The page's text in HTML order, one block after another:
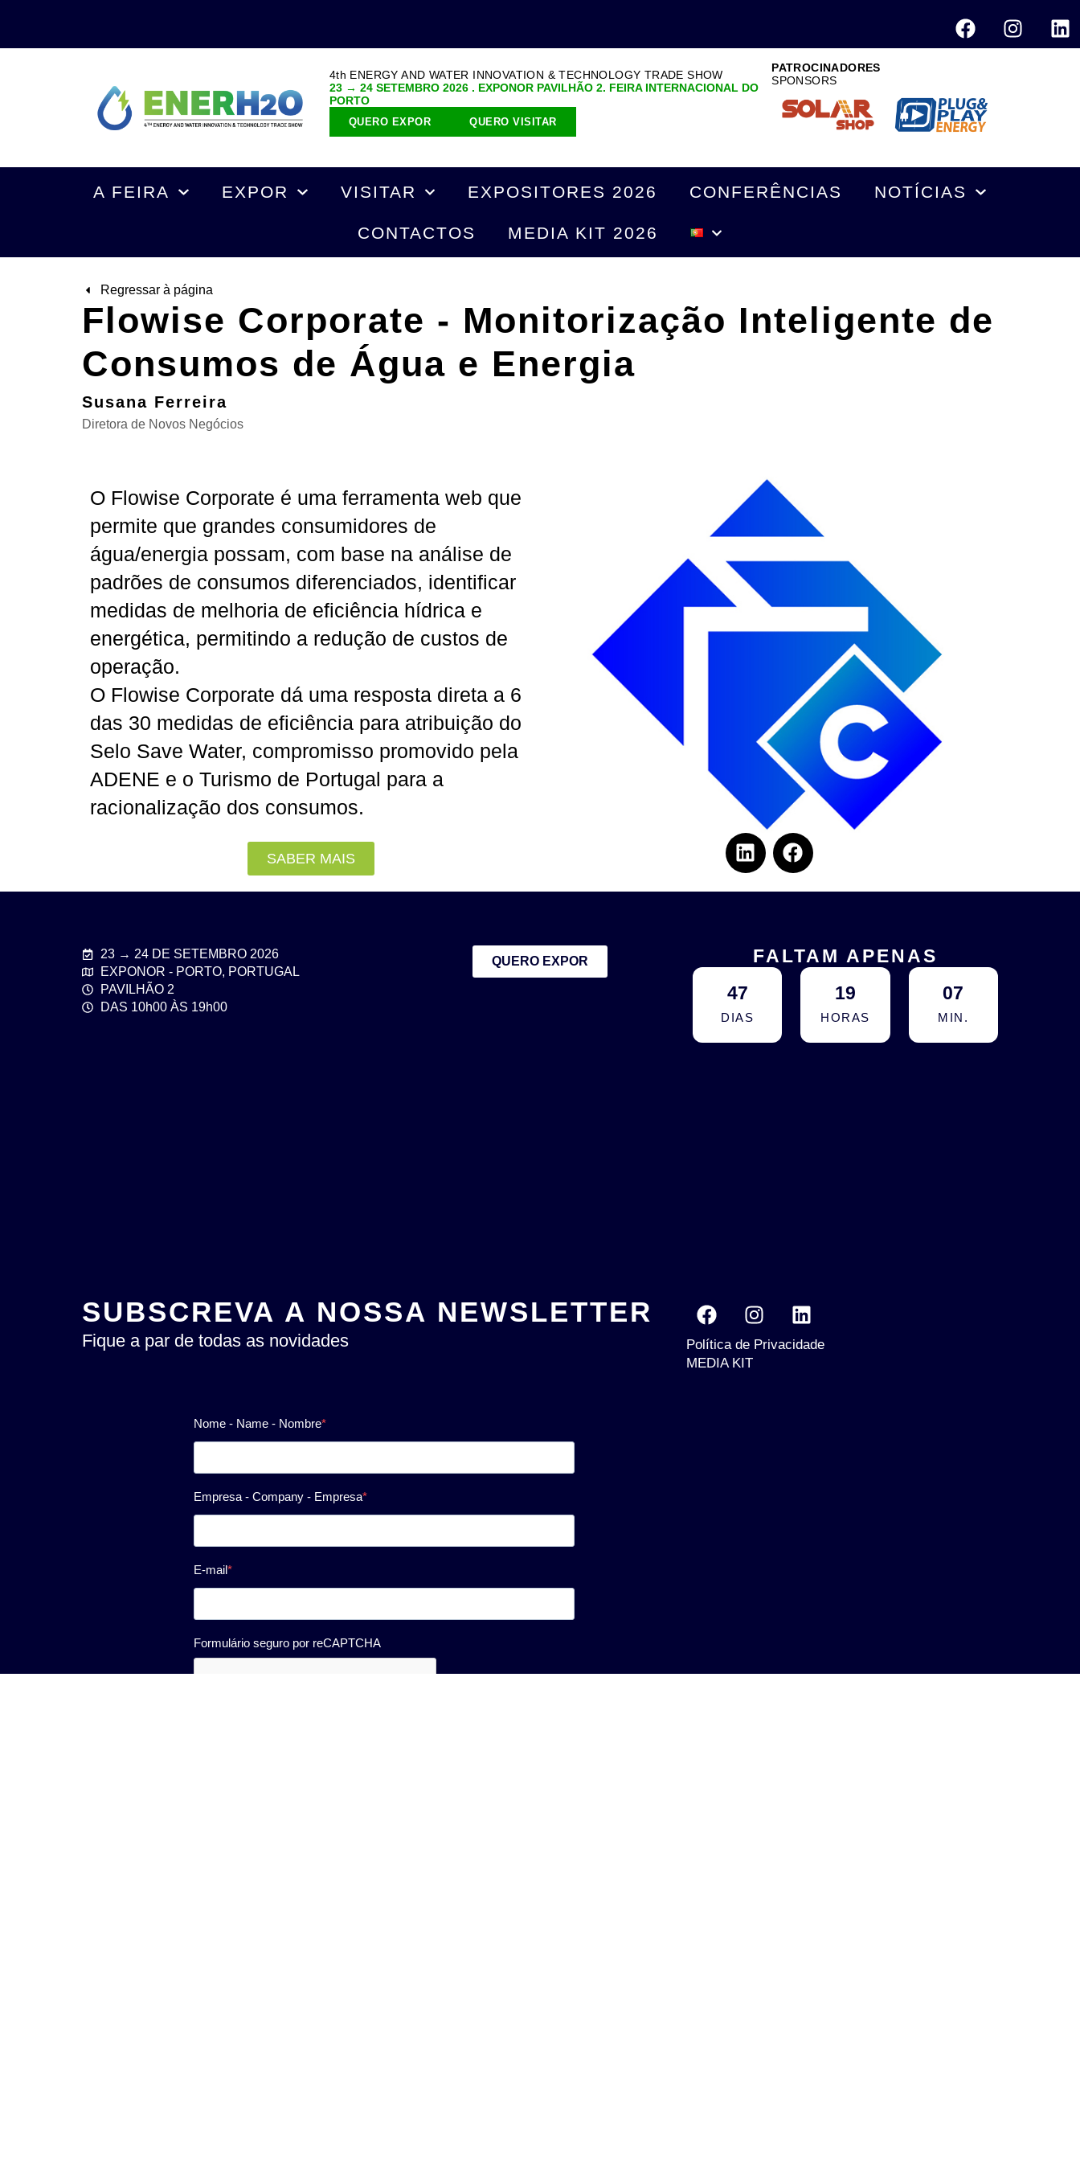
4th ENERGY AND WATER INNOVATION & TECHNOLOGY TRADE SHOW
23 → 24 SETEMBRO 2026 . EXPONOR PAVILHÃO 2. FEIRA INTERNACIONAL DO
PORTO
QUERO EXPOR QUERO VISITAR
PATROCINADORES
SPONSORS
A FEIRA EXPOR VISITAR EXPOSITORES 2026 CONFERÊNCIAS NOTÍCIAS
CONTACTOS MEDIA KIT 2026
Susana Ferreira
Diretora de Novos Negócios
Regressar à página
Flowise Corporate - Monitorização Inteligente de
Consumos de Água e Energia
O Flowise Corporate é uma ferramenta web que
permite que grandes consumidores de
água/energia possam, com base na análise de
padrões de consumos diferenciados, identificar
medidas de melhoria de eficiência hídrica e
energética, permitindo a redução de custos de
operação.
O Flowise Corporate dá uma resposta direta a 6
das 30 medidas de eficiência para atribuição do
Selo Save Water, compromisso promovido pela
ADENE e o Turismo de Portugal para a
racionalização dos consumos.
SABER MAIS
23 → 24 DE SETEMBRO 2026
EXPONOR - PORTO, PORTUGAL
PAVILHÃO 2
DAS 10h00 ÀS 19h00
QUERO EXPOR
FALTAM APENAS
47
DIAS
19
HORAS
07
MIN.
SUBSCREVA A NOSSA NEWSLETTER
Fique a par de todas as novidades
Política de Privacidade
MEDIA KIT